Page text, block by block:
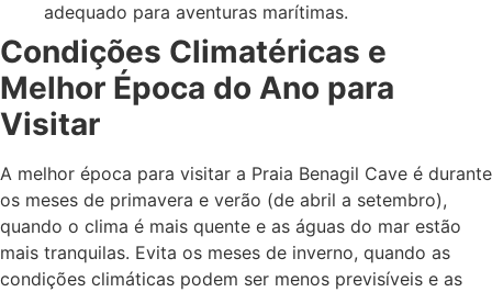
adequado para aventuras marítimas.
Condições Climatéricas e
Melhor Época do Ano para
Visitar
A melhor época para visitar a Praia Benagil Cave é durante
os meses de primavera e verão (de abril a setembro),
quando o clima é mais quente e as águas do mar estão
mais tranquilas. Evita os meses de inverno, quando as
condições climáticas podem ser menos previsíveis e as